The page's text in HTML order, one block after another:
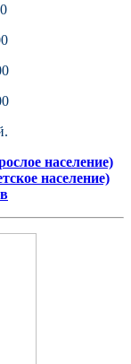
население)
население)